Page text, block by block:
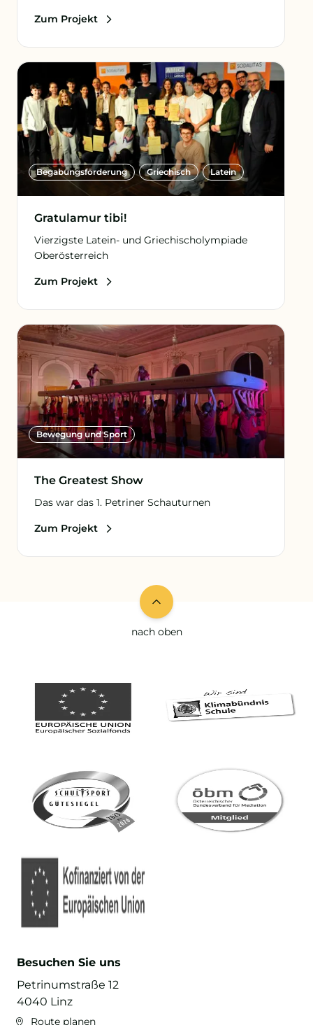
Zum Projekt
Begabungs­förderung Griechisch Latein
Gratulamur tibi!
Vierzigste Latein- und Griechischolympiade
Oberösterreich
Zum Projekt
Bewegung und Sport
The Greatest Show
Das war das 1. Petriner Schauturnen
Zum Projekt
nach oben
Besuchen Sie uns
Petrinumstraße 12
4040 Linz
Route planen